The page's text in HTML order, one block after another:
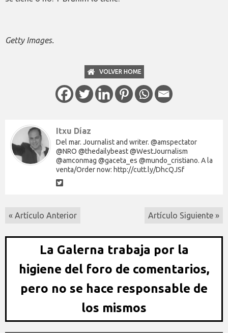
Getty Images.
VOLVER HOME
Itxu Díaz
Del mar. Journalist and writer. @amspectator
@NRO @thedailybeast @WestJournalism
@amconmag @gaceta_es @mundo_cristiano. A la
venta/Order now: http://cutt.ly/DhcQJSf
« Artículo Anterior Artículo Siguiente »
La Galerna trabaja por la
higiene del foro de comentarios,
pero no se hace responsable de
los mismos